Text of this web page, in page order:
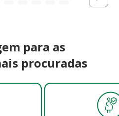
para as
procuradas